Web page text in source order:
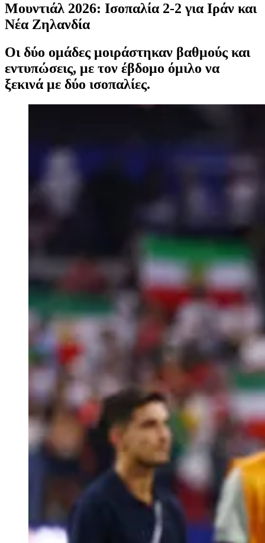
Μουντιάλ 2026: Ισοπαλία 2-2 για Ιράν και
Νέα Ζηλανδία
Οι δύο ομάδες μοιράστηκαν βαθμούς και
εντυπώσεις, με τον έβδομο όμιλο να
ξεκινά με δύο ισοπαλίες.